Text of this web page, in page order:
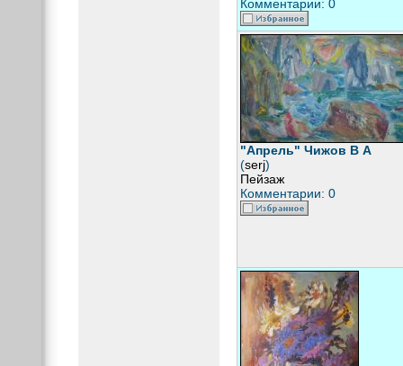
Комментарии: 0
"Апрель" Чижов В А
(serj)
Пейзаж
Комментарии: 0